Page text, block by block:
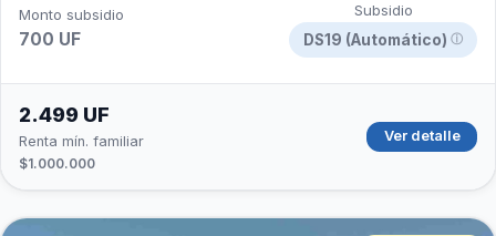
Monto subsidio
700 UF
Subsidio
DS19 (Automático) ⓘ
2.499 UF
Renta mín. familiar
$1.000.000
Ver detalle